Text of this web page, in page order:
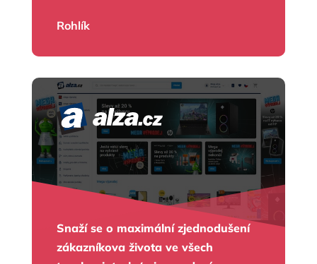
Rohlík
Snaží se o maximální zjednodušení
zákazníkova života ve všech